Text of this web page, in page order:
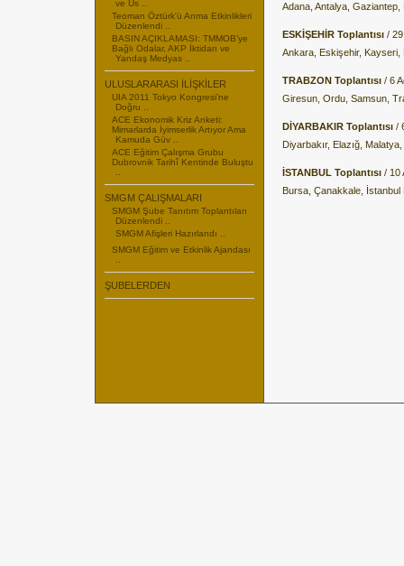
ve Us ..
Teoman Öztürk'ü Anma Etkinlikleri
Düzenlendi ..
BASIN AÇIKLAMASI: TMMOB’ye
Bağlı Odalar, AKP İktidarı ve
Yandaş Medyas ..
ULUSLARARASI İLİŞKİLER
UIA 2011 Tokyo Kongresi’ne
Doğru ..
ACE Ekonomik Kriz Anketi:
Mimarlarda İyimserlik Artıyor Ama
Kamuda Güv ..
ACE Eğitim Çalışma Grubu
Dubrovnik Tarihî Kentinde Buluştu
SMGM ÇALIŞMALARI
SMGM Şube Tanıtım Toplantıları
Düzenlendi ..
SMGM Afişleri Hazırlandı ..
SMGM Eğitim ve Etkinlik Ajandası
ŞUBELERDEN
Adana, Antalya,
ESKİŞEHİR Toplantısı /
Ankara, Eskişehir, Kayseri,
TRABZON Toplantısı / 6
Giresun, Ordu, Samsun,
DİYARBAKIR Toplantısı /
Diyarbakır, Elazığ,
İSTANBUL Toplantısı / 10
Bursa, Çanakkale, İstanbul